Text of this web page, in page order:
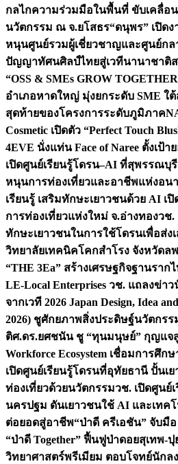
กลไกความร่วมมือในพื้นที่ ขับเคลื่อ
นวัตกรรม ณ จ.ยโสธร“ดนุพร” เปิด
หนุนศูนย์รวมผู้เชี่ยวชาญและศูนย์ก
ปัญญาทัศนศิลป์ไทยสู่เวทีนานาชาติ
“OSS & SMEs GROW
อำเภอหาดใหญ่ มุ่งยกระดับ SME ใ
สุดท้ายของโครงการระดับภูมิภาค
Cosmetic เปิดตัว “Perfect Touch
4EVE นั่งแท่น Face of Naree ตั้งเป้
เปิดศูนย์เรียนรู้โดรน–AI ที่สุพรรณบุ
หนุนการท่องเที่ยวและอาชีพแห่งอน
เรียนรู้ เสริมทักษะเยาวชนด้วย AI เ
การท่องเที่ยวแห่งใหม่ จ.อ่างทองวช.
ทักษะเยาวชนในการใช้โดรนเพื่อส่ง
วิทยาลัยเทคนิคโคกสำโรง จังหวัดล
“THE 3Ea” สร้างเศรษฐกิจฐานราก
LE-Local Enterprises วช. แถลงข่าว
จากเวที 2026 Japan Design, Idea
2026) ชูศักยภาพสิ่งประดิษฐ์นวัตกร
ติศ.ดร.ยศชนัน ชู “ทุนมนุษย์” กุญแจ
Workforce Ecosystem เชื่อมการศึก
เปิดศูนย์เรียนรู้โดรนที่อุทัยธานี ปั้นเ
ท่องเที่ยวด้วยนวัตกรรมวช. เปิดศูนย์
นครปฐม ดันเยาวชนใช้ AI และเทค
ต่อยอดสู่อาชีพ“ป่าดี ครีเอชัน” จับมื
“ป่าดี Together” ฟื้นฟูป่าดอยสุเทพ-
วิทยาศาสตร์พรีเมียม ตอบโจทย์นักล